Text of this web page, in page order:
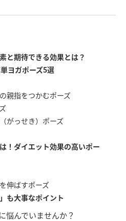
と期待できる効果とは？
ヨガポーズ5選
親指をつかむポーズ
がっせき）ポーズ
！ダイエット効果の高いポー
伸ばすポーズ
も大事なポイント
悩んでいませんか？